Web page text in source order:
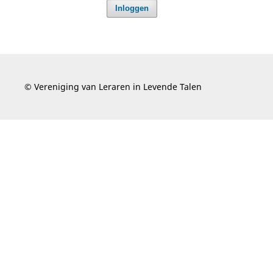
Inloggen
© Vereniging van Leraren in Levende Talen